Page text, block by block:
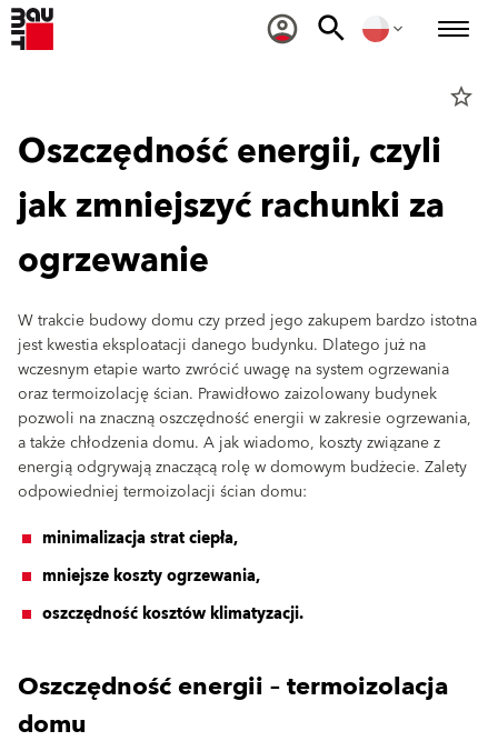
star_border
Oszczędność energii, czyli
jak zmniejszyć rachunki za
ogrzewanie
W trakcie budowy domu czy przed jego zakupem bardzo istotna
jest kwestia eksploatacji danego budynku. Dlatego już na
wczesnym etapie warto zwrócić uwagę na system ogrzewania
oraz termoizolację ścian. Prawidłowo zaizolowany budynek
pozwoli na znaczną oszczędność energii w zakresie ogrzewania,
a także chłodzenia domu. A jak wiadomo, koszty związane z
energią odgrywają znaczącą rolę w domowym budżecie. Zalety
odpowiedniej termoizolacji ścian domu:
minimalizacja strat ciepła,
mniejsze koszty ogrzewania,
oszczędność kosztów klimatyzacji.
Oszczędność energii – termoizolacja
domu